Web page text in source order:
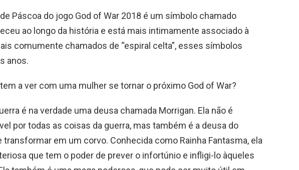
Páscoa do jogo God of War 2018 é um símbolo chamado
ao longo da história e está mais intimamente associado à
comumente chamados de “espiral celta”, esses símbolos
anos.
a ver com uma mulher se tornar o próximo God of War?
é na verdade uma deusa chamada Morrigan. Ela não é
por todas as coisas da guerra, mas também é a deusa do
transformar em um corvo. Conhecida como Rainha Fantasma, ela
que tem o poder de prever o infortúnio e infligi-lo àqueles